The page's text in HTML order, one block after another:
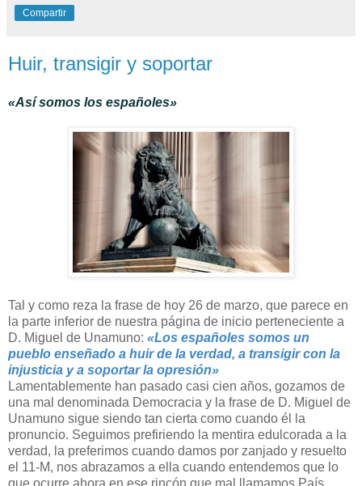
Compartir
Huir, transigir y soportar
«Así somos los españoles»
Tal y como reza la frase de hoy 26 de marzo, que parece en
la parte inferior de nuestra página de inicio perteneciente a
D. Miguel de Unamuno: «Los españoles somos un
pueblo enseñado a huir de la verdad, a transigir con la
injusticia y a soportar la opresión»
Lamentablemente han pasado casi cien años, gozamos de
una mal denominada Democracia y la frase de D. Miguel de
Unamuno sigue siendo tan cierta como cuando él la
pronuncio. Seguimos prefiriendo la mentira edulcorada a la
verdad, la preferimos cuando damos por zanjado y resuelto
el 11-M, nos abrazamos a ella cuando entendemos que lo
que ocurre ahora en ese rincón que mal llamamos País